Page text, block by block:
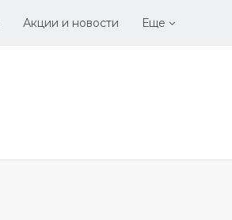
Акции и новости Еще